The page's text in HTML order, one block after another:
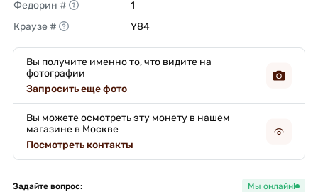
Федорин #
1
Краузе #
Y84
Вы получите именно то, что видите на
фотографии
Запросить еще фото
Вы можете осмотреть эту монету в нашем
магазине в Москве
Посмотреть контакты
Задайте вопрос: Мы онлайн!